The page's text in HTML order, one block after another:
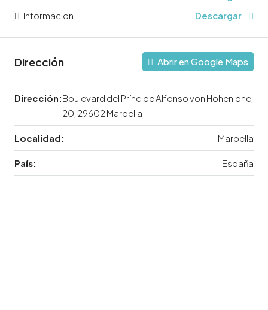
Informacion
Descargar
Dirección Abrir en Google Maps
Dirección:Boulevard del Príncipe Alfonso von Hohenlohe,
20, 29602 Marbella
Localidad: Marbella
País: España